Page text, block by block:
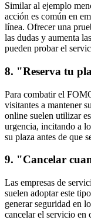
Similar al ejemplo
acción es común en
línea. Ofrecer una
las dudas y aumenta
pueden probar el
8. "Reserva tu
Para combatir el
visitantes a mantener
online suelen utilizar
urgencia, incitando a
su plaza antes de que
9. "Cancelar
Las empresas de
suelen adoptar este
generar seguridad en
cancelar el servicio en